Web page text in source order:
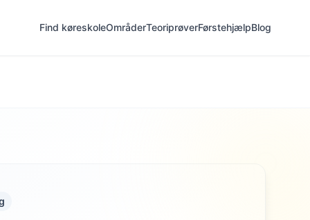
Find køreskoleOmråderTeoriprøverFørstehjælpBlog